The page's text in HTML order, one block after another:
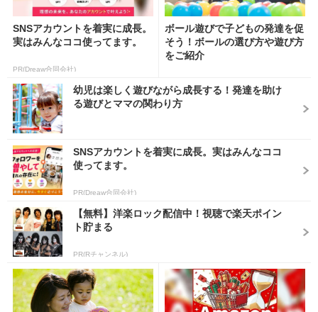
SNSアカウントを着実に成長。
実はみんなココ使ってます。
PR(Dreaw合同会社)
ボール遊びで子どもの発達を促
そう！ボールの選び方や遊び方
をご紹介
幼児は楽しく遊びながら成長する！発達を助け
る遊びとママの関わり方
SNSアカウントを着実に成長。実はみんなココ
使ってます。
PR(Dreaw合同会社)
【無料】洋楽ロック配信中！視聴で楽天ポイン
ト貯まる
PR(Rチャンネル)